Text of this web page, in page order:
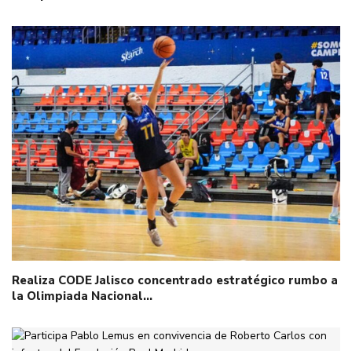
Realiza CODE Jalisco concentrado estratégico rumbo a
la Olimpiada Nacional…